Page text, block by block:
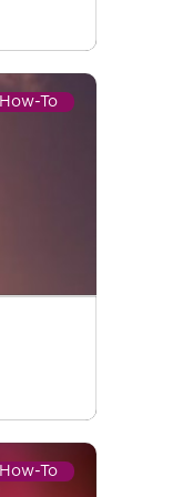
How-To
How-To